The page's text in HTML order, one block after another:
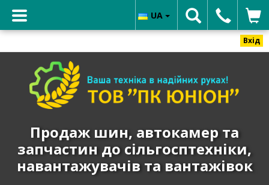
Вхід
ЮНИОН"
автокамер
Продаж шин, автокамер та
запчастин до сільгосптехніки,
навантажувачів та вантажівок
UA